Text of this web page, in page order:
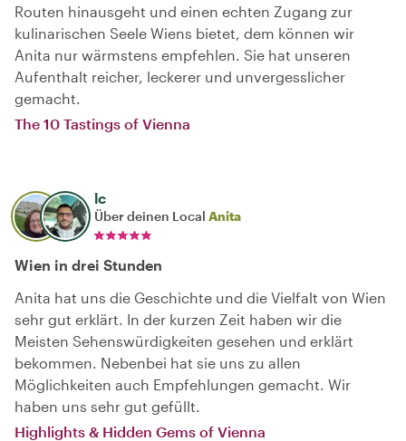
Routen hinausgeht und einen echten Zugang zur
kulinarischen Seele Wiens bietet, dem können wir
Anita nur wärmstens empfehlen. Sie hat unseren
Aufenthalt reicher, leckerer und unvergesslicher
gemacht.
The 10 Tastings of Vienna
lc
Über deinen Local Anita
Wien in drei Stunden
Anita hat uns die Geschichte und die Vielfalt von Wien
sehr gut erklärt. In der kurzen Zeit haben wir die
Meisten Sehenswürdigkeiten gesehen und erklärt
bekommen. Nebenbei hat sie uns zu allen
Möglichkeiten auch Empfehlungen gemacht. Wir
haben uns sehr gut gefüllt.
Highlights & Hidden Gems of Vienna